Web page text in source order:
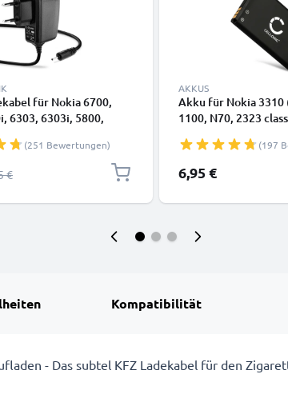
für Nokia 6700,
6303, 6303i, 5800,
- 0.5A / 500mA
1.10m,
(251 Bewertungen)
Preis
€
AKKUS
Akku für Nokia 3310
1100, N70, 2323
5C - 1020mAh 3.7V(197
6,95 €
Kompatibilität
- Das subtel KFZ Ladekabel für den